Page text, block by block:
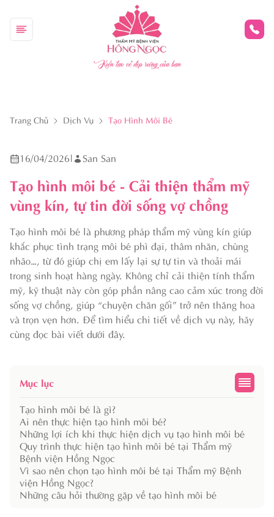
Kiến tạo vẻ đẹp riêng của bạn
Trang Chủ Dịch Vụ Tạo Hình Môi Bé
16/04/2026| San San
Tạo hình môi bé - Cải thiện thẩm mỹ
vùng kín, tự tin đời sống vợ chồng
Tạo hình môi bé là phương pháp thẩm mỹ vùng kín giúp
khắc phục tình trạng môi bé phì đại, thâm nhăn, chùng
nhão…, từ đó giúp chị em lấy lại sự tự tin và thoải mái
trong sinh hoạt hàng ngày. Không chỉ cải thiện tính thẩm
mỹ, kỹ thuật này còn góp phần nâng cao cảm xúc trong đời
sống vợ chồng, giúp “chuyện chăn gối” trở nên thăng hoa
và trọn vẹn hơn. Để tìm hiểu chi tiết về dịch vụ này, hãy
cùng đọc bài viết dưới đây.
Mục lục
Tạo hình môi bé là gì?
Ai nên thực hiện tạo hình môi bé?
Những lợi ích khi thực hiện dịch vụ tạo hình môi bé
Quy trình thực hiện tạo hình môi bé tại Thẩm mỹ
Bệnh viện Hồng Ngọc
Vì sao nên chọn tạo hình môi bé tại Thẩm mỹ Bệnh
viện Hồng Ngọc?
Những câu hỏi thường gặp về tạo hình môi bé